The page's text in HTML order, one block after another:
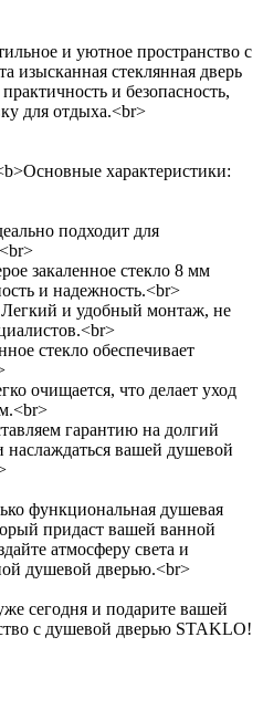
и уютное пространство с
стеклянная дверь
и безопасность,
для отдыха.<br>
характеристики:
подходит для
закаленное стекло 8 мм
и надежность.<br>
и удобный монтаж, не
стекло обеспечивает
очищается, что делает уход
гарантию на долгий
вашей душевой
функциональная душевая
придаст вашей ванной
атмосферу света и
душевой дверью.<br>
сегодня и подарите вашей
с душевой дверью STAKLO!